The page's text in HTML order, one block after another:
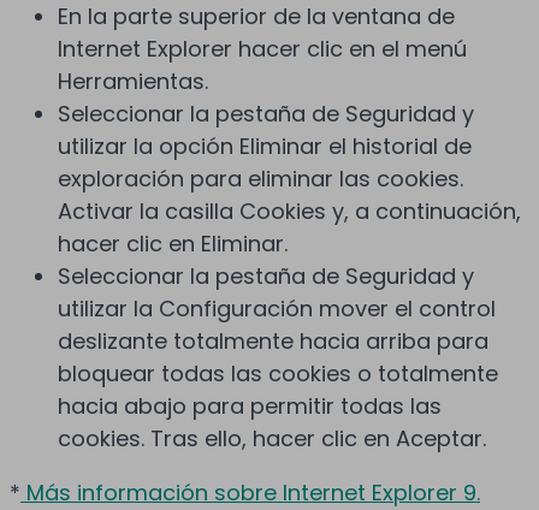
En la parte superior de la ventana de
Internet Explorer hacer clic en el menú
Herramientas.
Seleccionar la pestaña de Seguridad y
utilizar la opción Eliminar el historial de
exploración para eliminar las cookies.
Activar la casilla Cookies y, a continuación,
hacer clic en Eliminar.
Seleccionar la pestaña de Seguridad y
utilizar la Configuración mover el control
deslizante totalmente hacia arriba para
bloquear todas las cookies o totalmente
hacia abajo para permitir todas las
cookies. Tras ello, hacer clic en Aceptar.
* Más información sobre Internet Explorer 9.